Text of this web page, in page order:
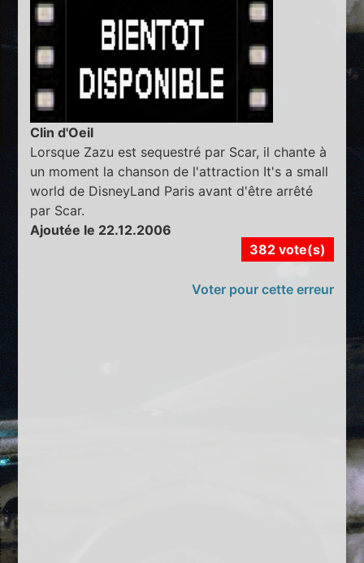
Clin d'Oeil
Lorsque Zazu est sequestré par Scar, il chante à
un moment la chanson de l'attraction It's a small
world de DisneyLand Paris avant d'être arrêté
par Scar.
Ajoutée le 22.12.2006
382 vote(s)
Voter pour cette erreur